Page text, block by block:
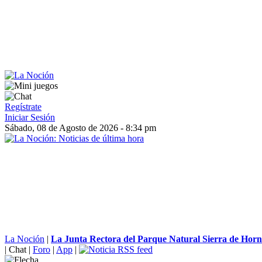
Regístrate
Iniciar Sesión
Sábado, 08 de Agosto de 2026 - 8:34 pm
La Noción | La Junta Rectora del Parque Natural Sierra de
| Chat | Foro | App |